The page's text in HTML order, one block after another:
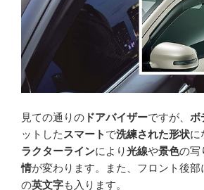
見ての通りの ドアバイザーですが、 ボ
ットした スマート で洗練された形状に
ラクターラインにより光線や景色の写
情が変わります。また、フロント後部
の英文字も入ります。